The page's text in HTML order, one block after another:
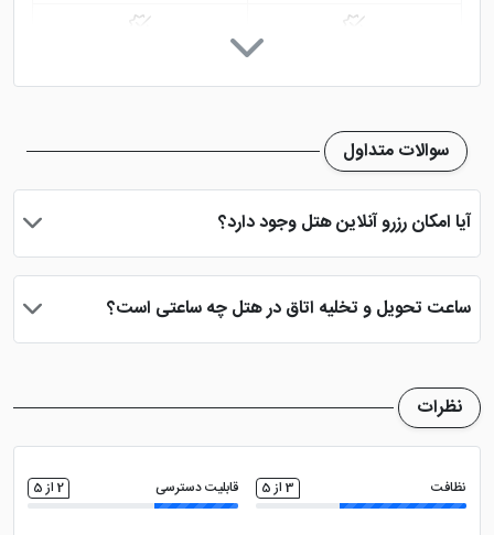
سوالات متداول
آیا امکان رزرو آنلاین هتل وجود دارد؟
بله، با انتخاب تاریخ ورود و خروج، نوع اتاق و تعداد نفرات می توانید
دریافت نمایید.
ساعت تحویل و تخلیه اتاق در هتل چه ساعتی است؟
ساعت تحویل اتاق ساعت 2 بعد از ظهر و ساعت تخلیه اتاق 12 ظهر
نظرات
نظافت 3 از 5 قابلیت دسترسی 2 از 5